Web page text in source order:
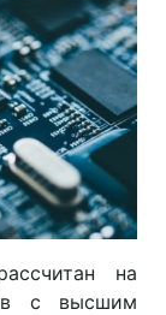
на
с высшим